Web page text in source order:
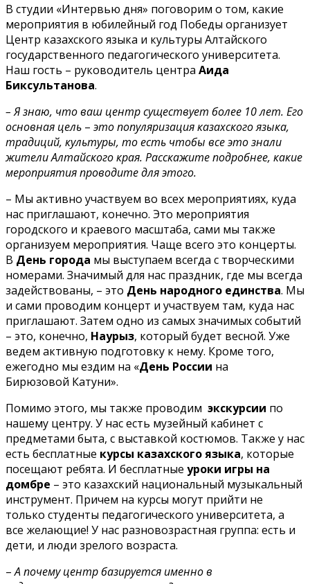
В студии «Интервью дня» поговорим о том, какие
мероприятия в юбилейный год Победы организует
Центр казахского языка и культуры Алтайского
государственного педагогического университета.
Наш гость – руководитель центра Аида
Биксультанова.
– Я знаю, что ваш центр существует более 10 лет. Его
основная цель – это популяризация казахского языка,
традиций, культуры, то есть чтобы все это знали
жители Алтайского края. Расскажите подробнее, какие
мероприятия проводите для этого.
– Мы активно участвуем во всех мероприятиях, куда
нас приглашают, конечно. Это мероприятия
городского и краевого масштаба, сами мы также
организуем мероприятия. Чаще всего это концерты.
В День города мы выступаем всегда с творческими
номерами. Значимый для нас праздник, где мы всегда
задействованы, – это День народного единства. Мы
и сами проводим концерт и участвуем там, куда нас
приглашают. Затем одно из самых значимых событий
– это, конечно, Наурыз, который будет весной. Уже
ведем активную подготовку к нему. Кроме того,
ежегодно мы ездим на «День России на
Бирюзовой Катуни».
Помимо этого, мы также проводим экскурсии по
нашему центру. У нас есть музейный кабинет с
предметами быта, с выставкой костюмов. Также у нас
есть бесплатные курсы казахского языка, которые
посещают ребята. И бесплатные уроки игры на
домбре – это казахский национальный музыкальный
инструмент. Причем на курсы могут прийти не
только студенты педагогического университета, а
все желающие! У нас разновозрастная группа: есть и
дети, и люди зрелого возраста.
–А почему центр базируется именно в